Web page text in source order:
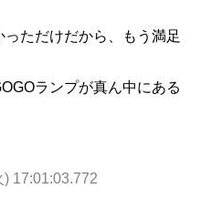
ただけだから、もう満足
ランプが真ん中にある
17:01:03.772